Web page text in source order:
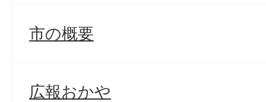
市の概要
広報おかや